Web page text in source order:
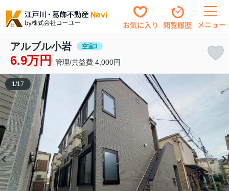
お気に入り 閲覧履歴 メニュー
アルブル小岩 空室3
6.9万円 管理/共益費 4,000円
1 /17